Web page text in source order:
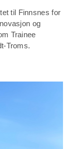
til Finnsnes for
og
Trainee
Troms.